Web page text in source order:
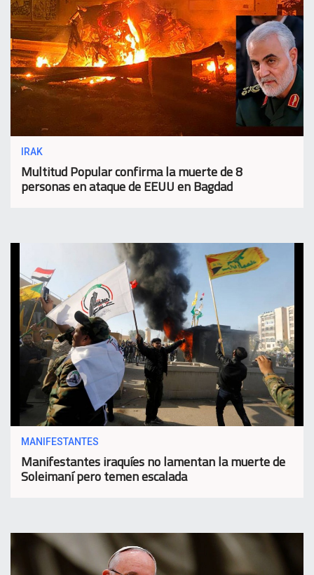
IRAK
Multitud Popular confirma la muerte de 8
personas en ataque de EEUU en Bagdad
MANIFESTANTES
Manifestantes iraquíes no lamentan la muerte de
Soleimaní pero temen escalada